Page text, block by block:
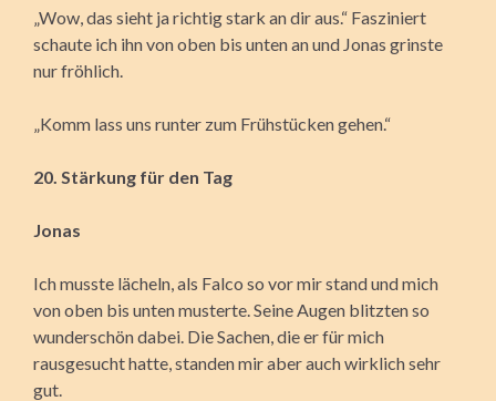
„Wow, das sieht ja richtig stark an dir aus.“ Fasziniert
schaute ich ihn von oben bis unten an und Jonas grinste
nur fröhlich.
„Komm lass uns runter zum Frühstücken gehen.“
20. Stärkung für den Tag
Jonas
Ich musste lächeln, als Falco so vor mir stand und mich
von oben bis unten musterte. Seine Augen blitzten so
wunderschön dabei. Die Sachen, die er für mich
rausgesucht hatte, standen mir aber auch wirklich sehr
gut.